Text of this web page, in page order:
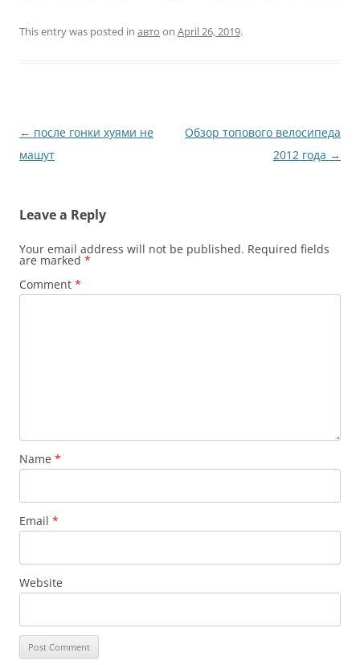
This entry was posted in авто on April 26, 2019.
Post
navigation
← после гонки хуями не
машут
Обзор топового велосипеда
2012 года →
Leave a Reply
Your email address will not be published. Required fields
are marked *
Comment *
Name *
Email *
Website